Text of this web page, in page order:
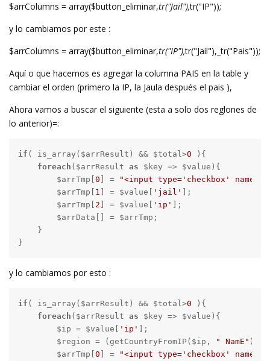
$arrColumns = array($button_eliminar,tr("Jail"),tr("IP"));
y lo cambiamos por este :
$arrColumns = array($button_eliminar,tr("IP"),tr("Jail"),_tr("Pais"));
Aquí o que hacemos es agregar la columna PAIS en la table y
cambiar el orden (primero la IP, la Jaula después el pais ),
Ahora vamos a buscar el siguiente (esta a solo dos reglones de
lo anterior)=:
if ( is_array($arrResult) && $total>0 ){
foreach ($arrResult as $key => $value){
        $arrTmp[
0 ] = "<input type='checkbox' name='"
        $arrTmp[
1 ] = $value[ 'jail'
];
        $arrTmp[
2 ] = $value[ 'ip'
];
        $arrData[] = $arrTmp;
    }
}
y lo cambiamos por esto :
if ( is_array($arrResult) && $total>0 ){
foreach ($arrResult as $key => $value){
        $ip = $value[
'ip'
];
        $region = (getCountryFromIP($ip,
" NamE" ));
        $arrTmp[
0 ] = "<input type='checkbox' name='"